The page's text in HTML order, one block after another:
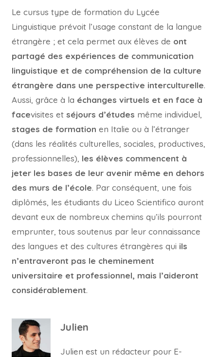
Le cursus type de formation du Lycée
Linguistique prévoit l’usage constant de la langue
étrangère ; et cela permet aux élèves de ont
partagé des expériences de communication
linguistique et de compréhension de la culture
étrangère dans une perspective interculturelle.
Aussi, grâce à la échanges virtuels et en face à
facevisites et séjours d’études même individuel,
stages de formation en Italie ou à l’étranger
(dans les réalités culturelles, sociales, productives,
professionnelles), les élèves commencent à
jeter les bases de leur avenir même en dehors
des murs de l’école. Par conséquent, une fois
diplômés, les étudiants du Liceo Scientifico auront
devant eux de nombreux chemins qu’ils pourront
emprunter, tous soutenus par leur connaissance
des langues et des cultures étrangères qui ils
n’entraveront pas le cheminement
universitaire et professionnel, mais l’aideront
considérablement.
Julien
Julien est un rédacteur pour E-